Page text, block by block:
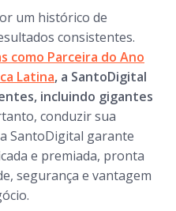
um histórico de
consistentes.
como Parceira do Ano
Latina, a SantoDigital
incluindo gigantes
conduzir sua
SantoDigital garante
e premiada, pronta
segurança e vantagem